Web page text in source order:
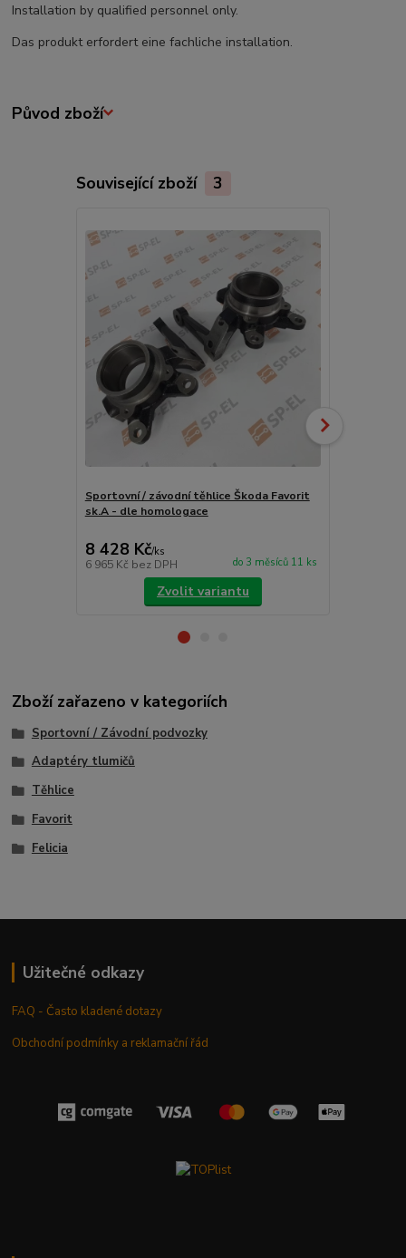
Installation by qualified personnel only.
Das produkt erfordert eine fachliche installation.
Původ zboží
Související zboží 3
Sportovní / závodní těhlice Škoda Favorit
sk.A - dle homologace
8 428 Kč/ks
6 965 Kč bez DPH do 3 měsíců 11 ks
Zvolit variantu
Zboží zařazeno v kategoriích
Sportovní / Závodní podvozky
Adaptéry tlumičů
Těhlice
Favorit
Felicia
Užitečné odkazy
FAQ - Často kladené dotazy
Obchodní podmínky a reklamační řád